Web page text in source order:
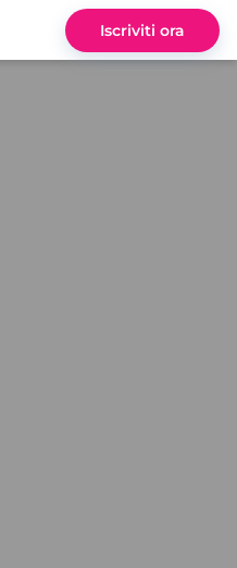
Iscriviti ora